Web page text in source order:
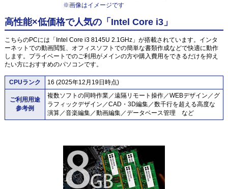
※画像はイメージです
高性能×低価格で人気の「Intel Core i3」
こちらのPCには「Intel Core i3 8145U 2.1GHz」が搭載されています。インタ
ーネットでの動画閲覧、オフィスソフトでの簡単な書類作成などで快適に動作
します。プライベートでのご利用がメインの方や購入費用をできるだけを抑え
たい方におすすめのパソコンです。
CPUランク 16 (2025年12月19日時点)
ご利用用途
参考例
複数ソフトの同時作業／遠隔リモート操作／WEBデザイン／グ
ラフィックデザイン／CAD・3D編集／数千行を超える高度な
演算／音楽編集／動画編集／データベース管理 など